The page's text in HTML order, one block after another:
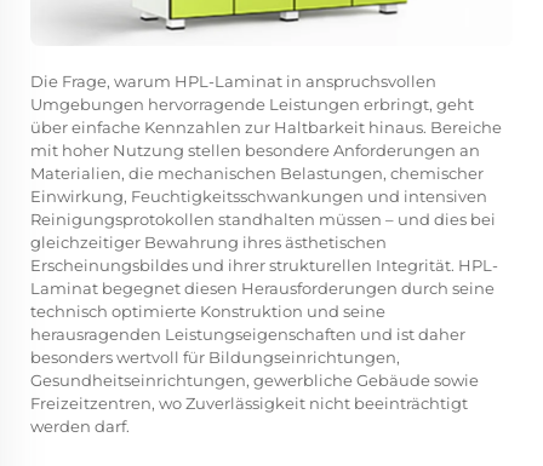
Die Frage, warum HPL-Laminat in anspruchsvollen
Umgebungen hervorragende Leistungen erbringt, geht
über einfache Kennzahlen zur Haltbarkeit hinaus. Bereiche
mit hoher Nutzung stellen besondere Anforderungen an
Materialien, die mechanischen Belastungen, chemischer
Einwirkung, Feuchtigkeitsschwankungen und intensiven
Reinigungsprotokollen standhalten müssen – und dies bei
gleichzeitiger Bewahrung ihres ästhetischen
Erscheinungsbildes und ihrer strukturellen Integrität. HPL-
Laminat begegnet diesen Herausforderungen durch seine
technisch optimierte Konstruktion und seine
herausragenden Leistungseigenschaften und ist daher
besonders wertvoll für Bildungseinrichtungen,
Gesundheitseinrichtungen, gewerbliche Gebäude sowie
Freizeitzentren, wo Zuverlässigkeit nicht beeinträchtigt
werden darf.